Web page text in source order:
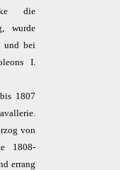
die
wurde
und bei
I.
1807
von
1808-
errang